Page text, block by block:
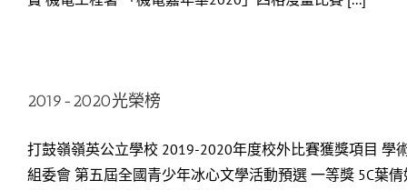
2019-2020光榮榜
打鼓嶺嶺英公立學校 2019-2020年度校外比賽獲獎項目
組委會 第五屆全國青少年冰心文學活動預選 一等獎 5C葉